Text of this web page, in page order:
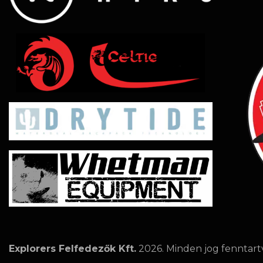
Explorers Felfedezők Kft. 2026. Minden jog